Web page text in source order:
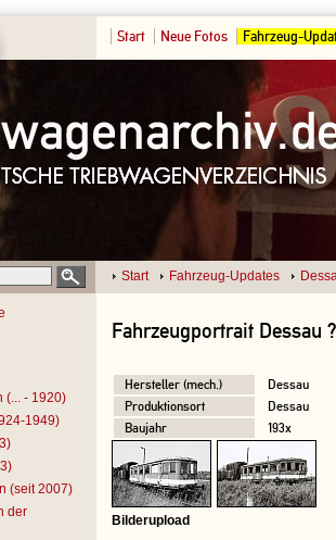
Start Neue Fotos Fahrzeug-
Start Fahrzeug-Updates
(... - 1920)
1949)
(seit 2007)
der
Fahrzeugportrait Dessau ?
Hersteller (mech.)
Dessau
Produktionsort
Dessau
Baujahr
193x
Bilderupload